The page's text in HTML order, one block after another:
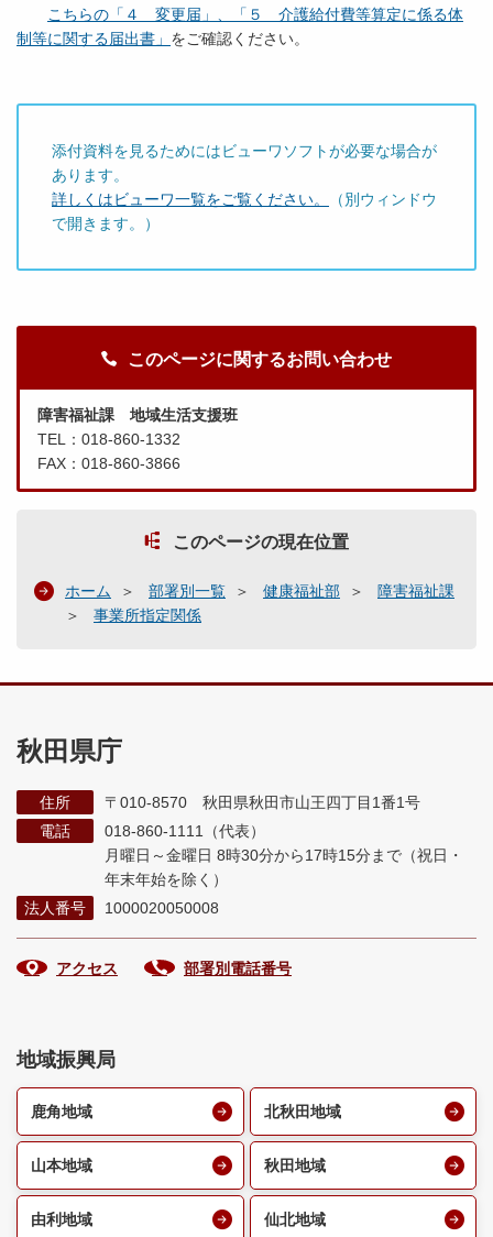
こちらの「４ 変更届」、「５ 介護給付費等算定に係る体
制等に関する届出書」 をご確認ください。
添付資料を見るためにはビューワソフトが必要な場合が
あります。
詳しくはビューワ一覧をご覧ください。
（別ウィンドウ
で開きます。）
このページに関するお問い合わせ
障害福祉課 地域生活支援班
TEL：018-860-1332
FAX：018-860-3866
このページの現在位置
ホーム 部署別一覧 健康福祉部
障害福祉課
事業所指定関係
秋田県庁
住所
〒010-8570 秋田県秋田市山王四丁目1番1号
電話
018-860-1111（代表）
月曜日～金曜日 8時30分から17時15分まで （祝日・
年末年始を除く）
法人番号
1000020050008
アクセス 部署別電話番号
地域振興局
鹿角地域 北秋田地域
山本地域 秋田地域
由利地域 仙北地域